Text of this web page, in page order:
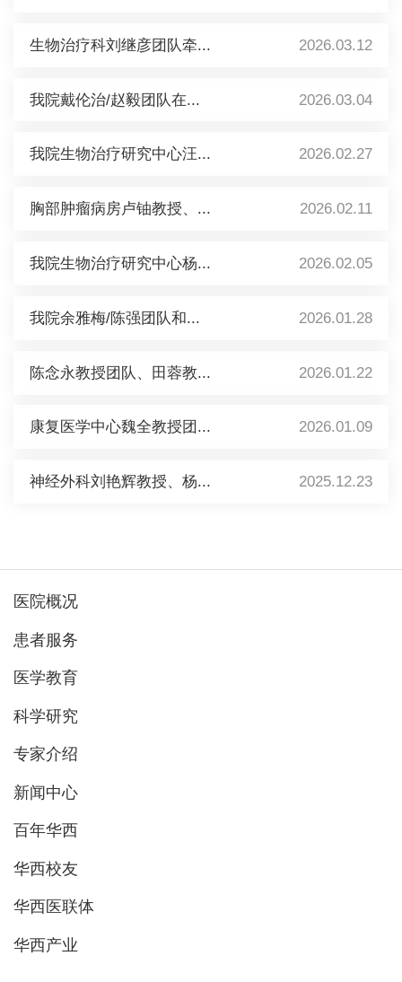
生物治疗科刘继彦团队牵... 2026.03.12
我院戴伦治/赵毅团队在... 2026.03.04
我院生物治疗研究中心汪... 2026.02.27
胸部肿瘤病房卢铀教授、... 2026.02.11
我院生物治疗研究中心杨... 2026.02.05
我院余雅梅/陈强团队和... 2026.01.28
陈念永教授团队、田蓉教... 2026.01.22
康复医学中心魏全教授团... 2026.01.09
神经外科刘艳辉教授、杨... 2025.12.23
医院概况
患者服务
医学教育
科学研究
专家介绍
新闻中心
百年华西
华西校友
华西医联体
华西产业